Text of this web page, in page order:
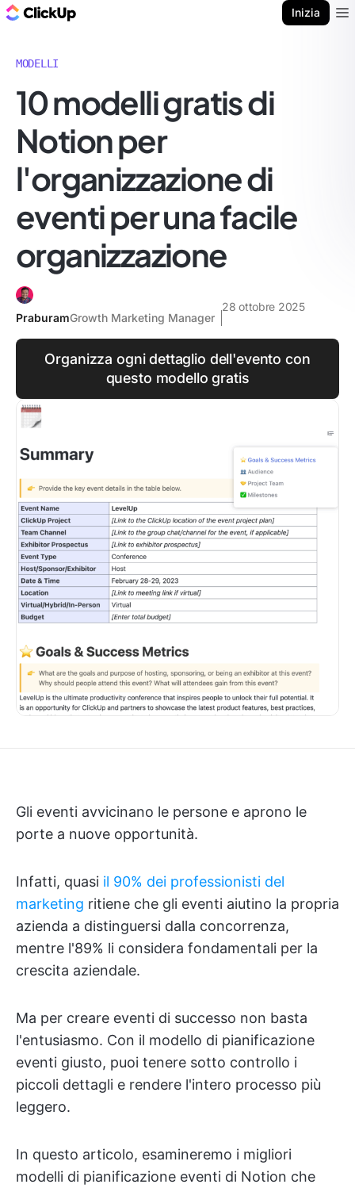
Inizia
MODELLI
10 modelli gratis di
Notion per
l'organizzazione di
eventi per una facile
organizzazione
PraburamGrowth Marketing Manager
28 ottobre 2025
Organizza ogni dettaglio dell'evento con
questo modello gratis
Gli eventi avvicinano le persone e aprono le
porte a nuove opportunità.
Infatti, quasi il 90% dei professionisti del
marketing ritiene che gli eventi aiutino la propria
azienda a distinguersi dalla concorrenza,
mentre l'89% li considera fondamentali per la
crescita aziendale.
Ma per creare eventi di successo non basta
l'entusiasmo. Con il modello di pianificazione
eventi giusto, puoi tenere sotto controllo i
piccoli dettagli e rendere l'intero processo più
leggero.
In questo articolo, esamineremo i migliori
modelli di pianificazione eventi di Notion che